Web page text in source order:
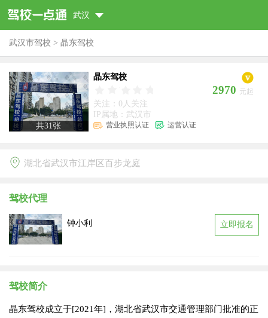
武汉
武汉市驾校 > 晶东驾校
共31张
晶东驾校
2970 元起
关注：0人关注
IP属地：武汉市
营业执照认证 运营认证
湖北省武汉市江岸区百步龙庭
驾校代理
钟小利 立即报名
驾校简介
晶东驾校成立于[2021年]，湖北省武汉市交通管理部门批准的正